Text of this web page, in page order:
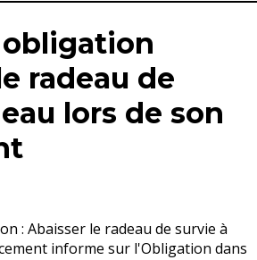
obligation
radeau de
lors de son
: Abaisser le radeau de survie à
informe sur l'Obligation dans